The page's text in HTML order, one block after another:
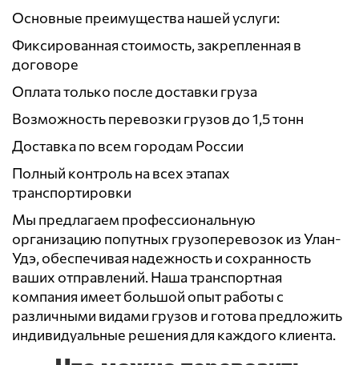
Основные преимущества нашей услуги:
Фиксированная стоимость, закрепленная в
договоре
Оплата только после доставки груза
Возможность перевозки грузов до 1,5 тонн
Доставка по всем городам России
Полный контроль на всех этапах
транспортировки
Мы предлагаем профессиональную
организацию попутных грузоперевозок из Улан-
Удэ, обеспечивая надежность и сохранность
ваших отправлений. Наша транспортная
компания имеет большой опыт работы с
различными видами грузов и готова предложить
индивидуальные решения для каждого клиента.